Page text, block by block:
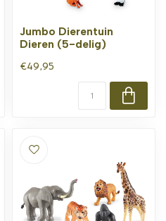
Jumbo Dierentuin
Dieren (5-delig)
€49,95